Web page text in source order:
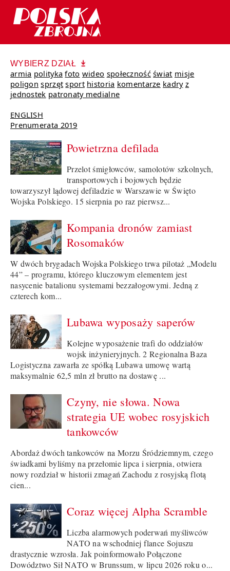
WYBIERZ DZIAŁ
armia polityka foto wideo społeczność świat misje
poligon sprzęt sport historia komentarze kadry z
jednostek patronaty medialne
ENGLISH
Prenumerata 2019
Powietrzna defilada
Przelot śmigłowców, samolotów szkolnych,
transportowych i bojowych będzie
towarzyszył lądowej defiladzie w Warszawie w Święto
Wojska Polskiego. 15 sierpnia po raz pierwsz...
Kompania dronów zamiast
Rosomaków
W dwóch brygadach Wojska Polskiego trwa pilotaż „Modelu
44” – programu, którego kluczowym elementem jest
nasycenie batalionu systemami bezzałogowymi. Jedną z
czterech kom...
Lubawa wyposaży saperów
Kolejne wyposażenie trafi do oddziałów
wojsk inżynieryjnych. 2 Regionalna Baza
Logistyczna zawarła ze spółką Lubawa umowę wartą
maksymalnie 62,5 mln zł brutto na dostawę ...
Czyny, nie słowa. Nowa
strategia UE wobec rosyjskich
tankowców
Abordaż dwóch tankowców na Morzu Śródziemnym, czego
świadkami byliśmy na przełomie lipca i sierpnia, otwiera
nowy rozdział w historii zmagań Zachodu z rosyjską flotą
cien...
Coraz więcej Alpha Scramble
Liczba alarmowych poderwań myśliwców
NATO na wschodniej flance Sojuszu
drastycznie wzrosła. Jak poinformowało Połączone
Dowództwo Sił NATO w Brunssum, w lipcu 2026 roku o...